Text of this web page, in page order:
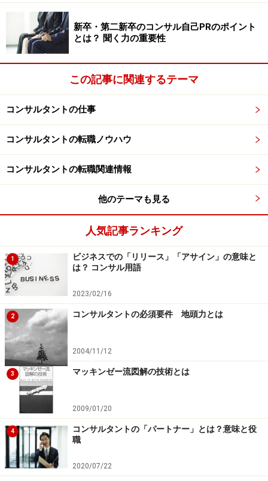
新卒・第二新卒のコンサル自己PRのポイント
とは？ 聞く力の重要性
この記事に関連するテーマ
コンサルタントの仕事
コンサルタントの転職ノウハウ
コンサルタントの転職関連情報
他のテーマも見る
人気記事ランキング
1
ビジネスでの「リリース」「アサイン」の意味と
は？ コンサル用語
2023/02/16
2 コンサルタントの必須要件 地頭力とは
2004/11/12
3 マッキンゼー流図解の技術とは
2009/01/20
4
コンサルタントの「パートナー」とは？意味と役
職
2020/07/22